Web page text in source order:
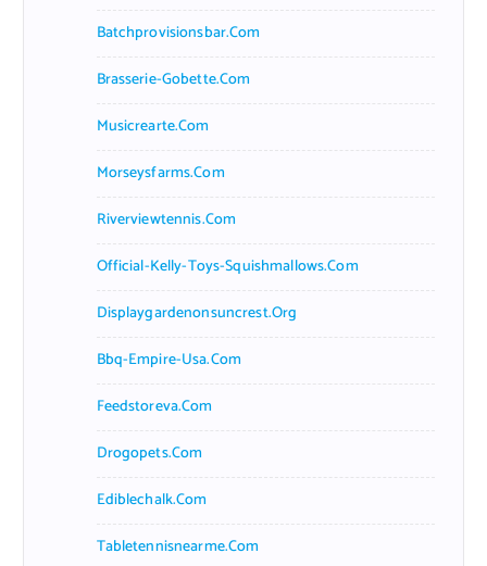
Batchprovisionsbar.com
Brasserie-Gobette.com
Musicrearte.com
Morseysfarms.com
Riverviewtennis.com
Official-Kelly-Toys-Squishmallows.com
Displaygardenonsuncrest.org
Bbq-Empire-Usa.com
Feedstoreva.com
Drogopets.com
Ediblechalk.com
Tabletennisnearme.com